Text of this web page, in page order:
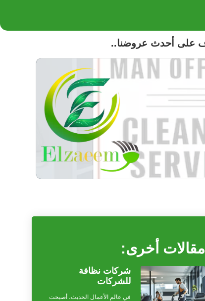
على أحدث عروضنا..
مقالات أخرى:
شركات نظافة
للشركات
في عالم الأعمال الحديث، أصبحت